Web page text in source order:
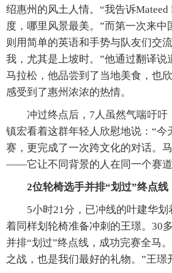
绍惠州的风土人情。“我告诉Mateed
度，哪里风景最美。”而第一次来中
则用简单的英语和手势与队友们交
我，尤其是上坡时。”他通过翻译说
马拉松，他品尝到了当地美食，也
感受到了惠州浓浓的热情。
冲过终点后，7人虽然气喘吁吁
镇宏看着这群年轻人欣慰地说：“今
赛，更完成了一次跨文化的对话。
——它让不同背景的人在同一个赛
2位轮椅选手并排“划过”终点线
5小时21分，已冲线的叶建华划
着同样划轮椅准备冲刺的王璟。30
并排“划过”终点线，成功完赛全马
之战，也是我们最好的礼物。”王璟